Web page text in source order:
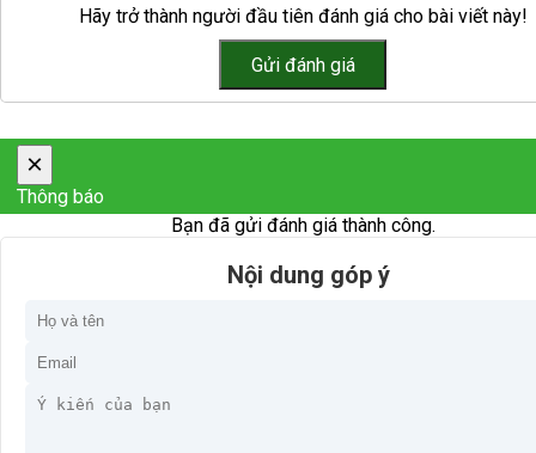
Hãy trở thành người đầu tiên đánh giá cho bài viết này!
×
Thông báo
Bạn đã gửi đánh giá thành công.
Nội dung góp ý